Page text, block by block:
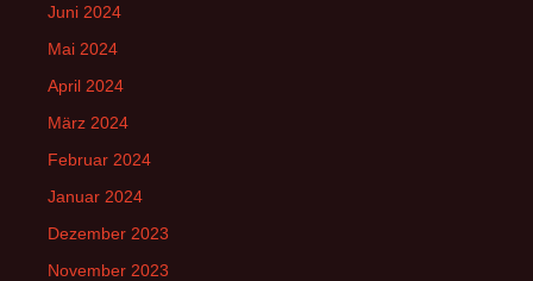
Juni 2024
Mai 2024
April 2024
März 2024
Februar 2024
Januar 2024
Dezember 2023
November 2023